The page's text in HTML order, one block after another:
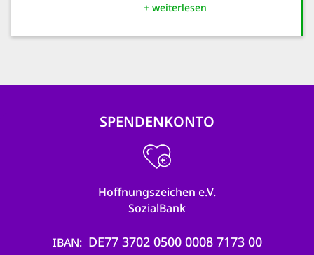
+ weiterlesen
SPENDENKONTO
Hoffnungszeichen e.V.
SozialBank
IBAN DE77 3702 0500 0008 7173 00